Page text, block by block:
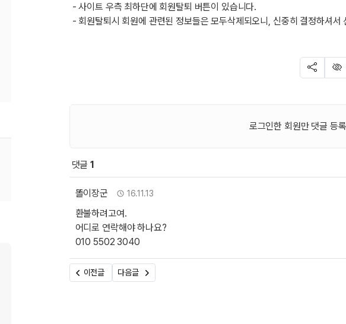
- 사이트 우측 최하단에 회원탈퇴 버튼이 있습니다.
- 회원탈퇴시 회원에 관련된 정보들은 모두삭제되오니, 신중히 결정하셔서
SNS 공유
신
로그인한 회원만 댓글 등
회원 문의 및 댓글
댓글1
똘이장군님의 댓글
작성자
똘이장군 작성일16.11.13
환불하려고여.
어디로 연락해야 하나요?
010 5502 3040
이전글 다음글